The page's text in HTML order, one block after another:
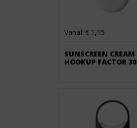
Vanaf € 1,15
SUNSCREEN CREAM
HOOKUP FACTOR 30